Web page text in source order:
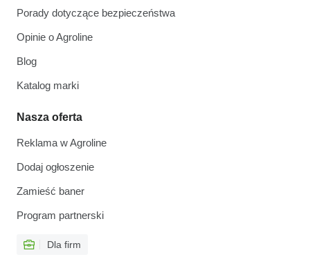
Porady dotyczące bezpieczeństwa
Opinie o Agroline
Blog
Katalog marki
Nasza oferta
Reklama w Agroline
Dodaj ogłoszenie
Zamieść baner
Program partnerski
Dla firm